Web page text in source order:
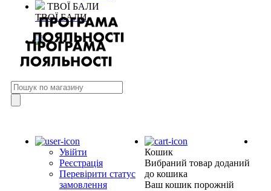
ТВОЇ БАЛИ
ТВОЇ БАЛИ
Увійти
Реєстрація
Перевірити статус
замовлення
Кошик
Вибраний товар доданий
до кошика
Ваш кошик порожній